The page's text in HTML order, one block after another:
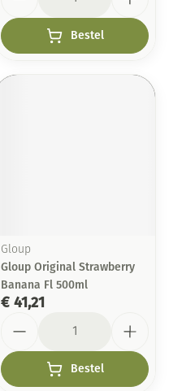
Bestel
Gloup
Gloup Original Strawberry
Banana Fl 500ml
€ 41,21
Bestel